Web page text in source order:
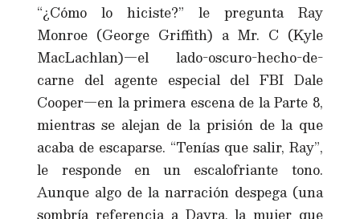
“¿Cómo lo hiciste?” le pregunta Ray
Monroe (George Griffith) a Mr. C (Kyle
MacLachlan)—el lado-oscuro-hecho-de-
carne del agente especial del FBI Dale
Cooper—en la primera escena de la Parte 8,
mientras se alejan de la prisión de la que
acaba de escaparse. “Tenías que salir, Ray”,
le responde en un escalofriante tono.
Aunque algo de la narración despega (una
sombría referencia a Dayra, la mujer que